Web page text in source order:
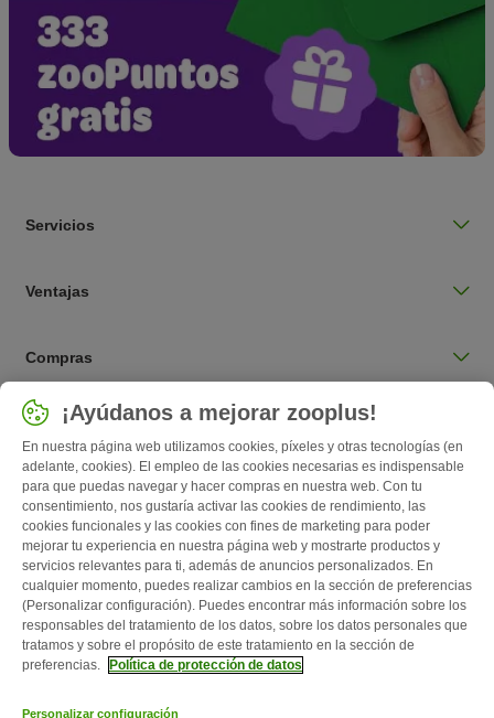
Servicios
Ventajas
Compras
Seleccionar país
España / ES
Follow zooplus
Quiénes somos Empleo
¡Ayúdanos a mejorar zooplus!
En nuestra página web utilizamos cookies, píxeles y otras tecnologías (en
adelante, cookies). El empleo de las cookies necesarias es indispensable
para que puedas navegar y hacer compras en nuestra web. Con tu
consentimiento, nos gustaría activar las cookies de rendimiento, las
cookies funcionales y las cookies con fines de marketing para poder
mejorar tu experiencia en nuestra página web y mostrarte productos y
servicios relevantes para ti, además de anuncios personalizados. En
cualquier momento, puedes realizar cambios en la sección de preferencias
(Personalizar configuración). Puedes encontrar más información sobre los
responsables del tratamiento de los datos, sobre los datos personales que
tratamos y sobre el propósito de este tratamiento en la sección de
preferencias.
Política de protección de datos
Personalizar configuración